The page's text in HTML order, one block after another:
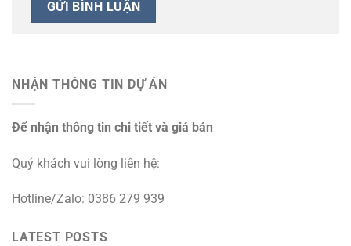
NHẬN THÔNG TIN DỰ ÁN
Để nhận thông tin chi tiết và giá bán
Quý khách vui lòng liên hệ:
Hotline/Zalo: 0386 279 939
LATEST POSTS